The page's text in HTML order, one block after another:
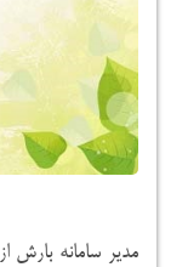
مدیر سامانه بارش